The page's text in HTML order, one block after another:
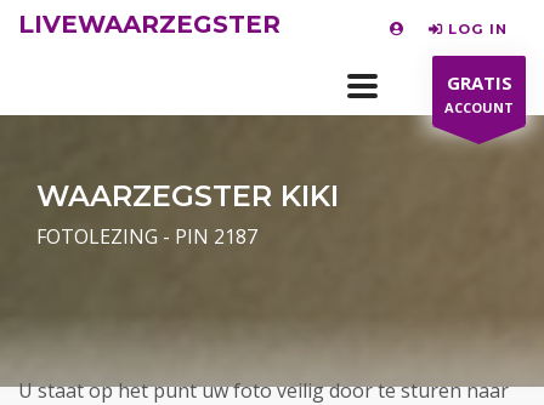
LIVEWAARZEGSTER LOG IN
GRATIS
ACCOUNT
WAARZEGSTER KIKI
FOTOLEZING - PIN 2187
U staat op het punt uw foto veilig door te sturen naar